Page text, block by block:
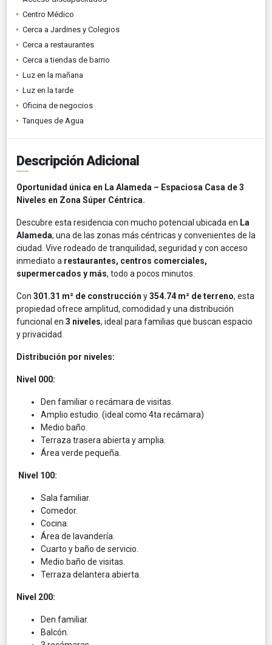
Centro Médico
Cerca a Jardines y Colegios
Cerca a restaurantes
Cerca a tiendas de barrio
Luz en la mañana
Luz en la tarde
Oficina de negocios
Tanques de Agua
Descripción Adicional
Oportunidad única en La Alameda – Espaciosa Casa de 3
Niveles en Zona Súper Céntrica.
Descubre esta residencia con mucho potencial ubicada en La
Alameda, una de las zonas más céntricas y convenientes de la
ciudad. Vive rodeado de tranquilidad, seguridad y con acceso
inmediato a restaurantes, centros comerciales,
supermercados y más, todo a pocos minutos.
Con 301.31 m² de construcción y354.74 m² de terreno, esta
propiedad ofrece amplitud, comodidad y una distribución
funcional en 3 niveles, ideal para familias que buscan espacio
y privacidad.
Distribución por niveles:
Nivel 000:
Den familiar o recámara de visitas.
Amplio estudio. (ideal como 4ta recámara)
Medio baño.
Terraza trasera abierta y amplia.
Área verde pequeña.
Nivel 100:
Sala familiar.
Comedor.
Cocina.
Área de lavandería.
Cuarto y baño de servicio.
Medio baño de visitas.
Terraza delantera abierta.
Nivel 200:
Den familiar.
Balcón.